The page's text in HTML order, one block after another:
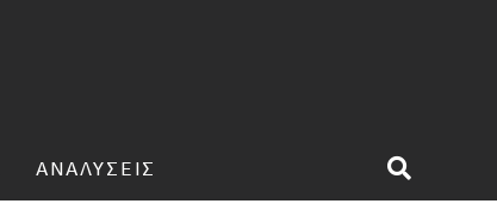
ΑΝΑΛΥΣΕΙΣ